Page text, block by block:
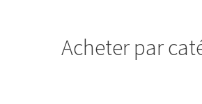
Acheter par